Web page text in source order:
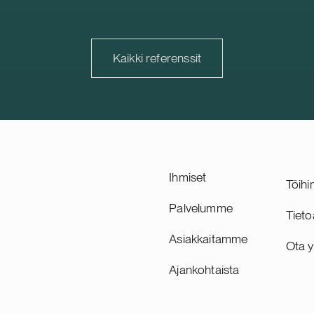
ja
joka on suunniteltu
kehittäjä.
Suomessa. Suomi on
kehittyvä ja strategisesti
Kaikki referenssit
Ihmiset
Palvelumme
Asiakkaitamme
Ajankohtaista
Ota